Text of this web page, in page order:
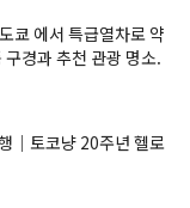
쿄 에서 특급열차로 약
경과 추천 관광 명소.
｜토코냥 20주년 헬로